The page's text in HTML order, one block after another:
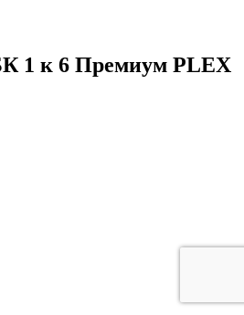
1 к 6 Премиум PLEX